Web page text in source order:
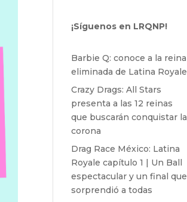
¡Síguenos en LRQNP!
Barbie Q: conoce a la reina
eliminada de Latina Royale
Crazy Drags: All Stars
presenta a las 12 reinas
que buscarán conquistar la
corona
Drag Race México: Latina
Royale capítulo 1 | Un Ball
espectacular y un final que
sorprendió a todas